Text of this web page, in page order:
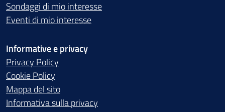
Sondaggi di mio interesse
Eventi di mio interesse
Informative e privacy
Privacy Policy
Cookie Policy
Mappa del sito
Informativa sulla privacy